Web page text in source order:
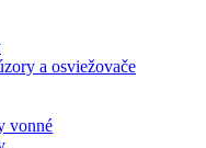
a osviežovače
vonné